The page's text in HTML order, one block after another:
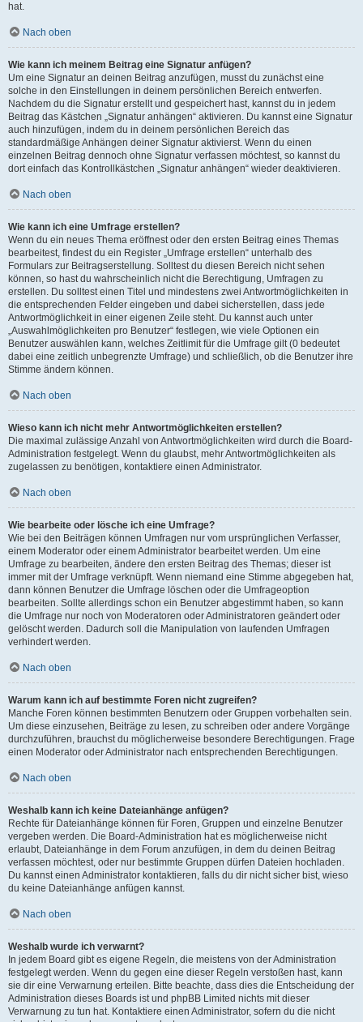
hat.
Nach oben
Wie kann ich meinem Beitrag eine Signatur anfügen?
Um eine Signatur an deinen Beitrag anzufügen, musst du zunächst eine
solche in den Einstellungen in deinem persönlichen Bereich entwerfen.
Nachdem du die Signatur erstellt und gespeichert hast, kannst du in jedem
Beitrag das Kästchen „Signatur anhängen“ aktivieren. Du kannst eine Signatur
auch hinzufügen, indem du in deinem persönlichen Bereich das
standardmäßige Anhängen deiner Signatur aktivierst. Wenn du einen
einzelnen Beitrag dennoch ohne Signatur verfassen möchtest, so kannst du
dort einfach das Kontrollkästchen „Signatur anhängen“ wieder deaktivieren.
Nach oben
Wie kann ich eine Umfrage erstellen?
Wenn du ein neues Thema eröffnest oder den ersten Beitrag eines Themas
bearbeitest, findest du ein Register „Umfrage erstellen“ unterhalb des
Formulars zur Beitragserstellung. Solltest du diesen Bereich nicht sehen
können, so hast du wahrscheinlich nicht die Berechtigung, Umfragen zu
erstellen. Du solltest einen Titel und mindestens zwei Antwortmöglichkeiten in
die entsprechenden Felder eingeben und dabei sicherstellen, dass jede
Antwortmöglichkeit in einer eigenen Zeile steht. Du kannst auch unter
„Auswahlmöglichkeiten pro Benutzer“ festlegen, wie viele Optionen ein
Benutzer auswählen kann, welches Zeitlimit für die Umfrage gilt (0 bedeutet
dabei eine zeitlich unbegrenzte Umfrage) und schließlich, ob die Benutzer ihre
Stimme ändern können.
Nach oben
Wieso kann ich nicht mehr Antwortmöglichkeiten erstellen?
Die maximal zulässige Anzahl von Antwortmöglichkeiten wird durch die Board-
Administration festgelegt. Wenn du glaubst, mehr Antwortmöglichkeiten als
zugelassen zu benötigen, kontaktiere einen Administrator.
Nach oben
Wie bearbeite oder lösche ich eine Umfrage?
Wie bei den Beiträgen können Umfragen nur vom ursprünglichen Verfasser,
einem Moderator oder einem Administrator bearbeitet werden. Um eine
Umfrage zu bearbeiten, ändere den ersten Beitrag des Themas; dieser ist
immer mit der Umfrage verknüpft. Wenn niemand eine Stimme abgegeben hat,
dann können Benutzer die Umfrage löschen oder die Umfrageoption
bearbeiten. Sollte allerdings schon ein Benutzer abgestimmt haben, so kann
die Umfrage nur noch von Moderatoren oder Administratoren geändert oder
gelöscht werden. Dadurch soll die Manipulation von laufenden Umfragen
verhindert werden.
Nach oben
Warum kann ich auf bestimmte Foren nicht zugreifen?
Manche Foren können bestimmten Benutzern oder Gruppen vorbehalten sein.
Um diese einzusehen, Beiträge zu lesen, zu schreiben oder andere Vorgänge
durchzuführen, brauchst du möglicherweise besondere Berechtigungen. Frage
einen Moderator oder Administrator nach entsprechenden Berechtigungen.
Nach oben
Weshalb kann ich keine Dateianhänge anfügen?
Rechte für Dateianhänge können für Foren, Gruppen und einzelne Benutzer
vergeben werden. Die Board-Administration hat es möglicherweise nicht
erlaubt, Dateianhänge in dem Forum anzufügen, in dem du deinen Beitrag
verfassen möchtest, oder nur bestimmte Gruppen dürfen Dateien hochladen.
Du kannst einen Administrator kontaktieren, falls du dir nicht sicher bist, wieso
du keine Dateianhänge anfügen kannst.
Nach oben
Weshalb wurde ich verwarnt?
In jedem Board gibt es eigene Regeln, die meistens von der Administration
festgelegt werden. Wenn du gegen eine dieser Regeln verstoßen hast, kann
sie dir eine Verwarnung erteilen. Bitte beachte, dass dies die Entscheidung der
Administration dieses Boards ist und phpBB Limited nichts mit dieser
Verwarnung zu tun hat. Kontaktiere einen Administrator, sofern du die nicht